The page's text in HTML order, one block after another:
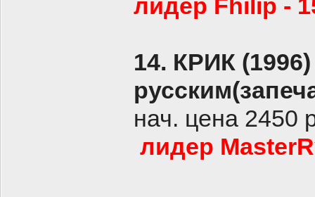
лидер Fhilip -
14. КРИК
нач. цена 2450
лидер